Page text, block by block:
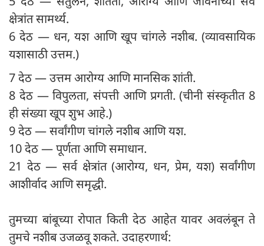
क्षेत्रांत सामर्थ्य.
6 देठ — धन, यश आणि खूप चांगले नशीब. (व्यावसायिक
यशासाठी उत्तम.)
7 देठ — उत्तम आरोग्य आणि मानसिक शांती.
8 देठ — विपुलता, संपत्ती आणि प्रगती. (चीनी संस्कृतीत 8
ही संख्या खूप शुभ आहे.)
9 देठ — सर्वांगीण चांगले नशीब आणि यश.
10 देठ — पूर्णता आणि समाधान.
21 देठ — सर्व क्षेत्रांत (आरोग्य, धन, प्रेम, यश) सर्वांगीण
आशीर्वाद आणि समृद्धी.
तुमच्या बांबूच्या रोपात किती देठ आहेत यावर अवलंबून ते
तुमचे नशीब उजळवू शकते. उदाहरणार्थ: